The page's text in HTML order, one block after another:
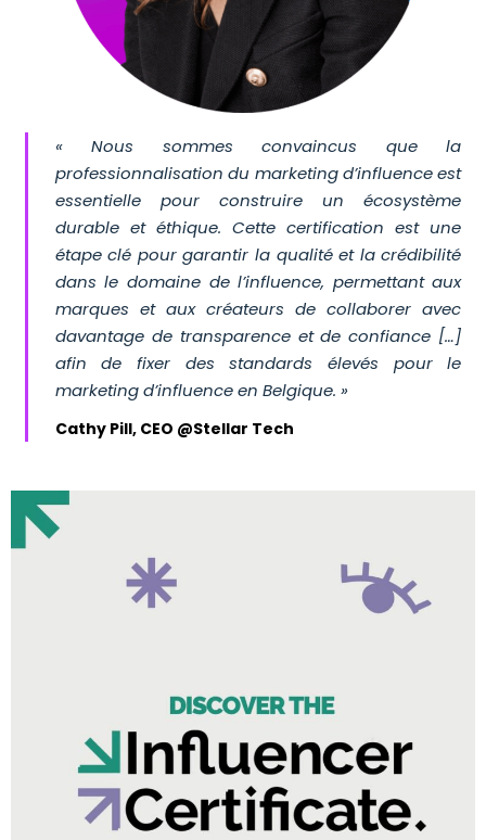
« Nous sommes convaincus que la
professionnalisation du marketing d’influence est
essentielle pour construire un écosystème
durable et éthique. Cette certification est une
étape clé pour garantir la qualité et la crédibilité
dans le domaine de l’influence, permettant aux
marques et aux créateurs de collaborer avec
davantage de transparence et de confiance […]
afin de fixer des standards élevés pour le
marketing d’influence en Belgique. »
Cathy Pill, CEO @Stellar Tech